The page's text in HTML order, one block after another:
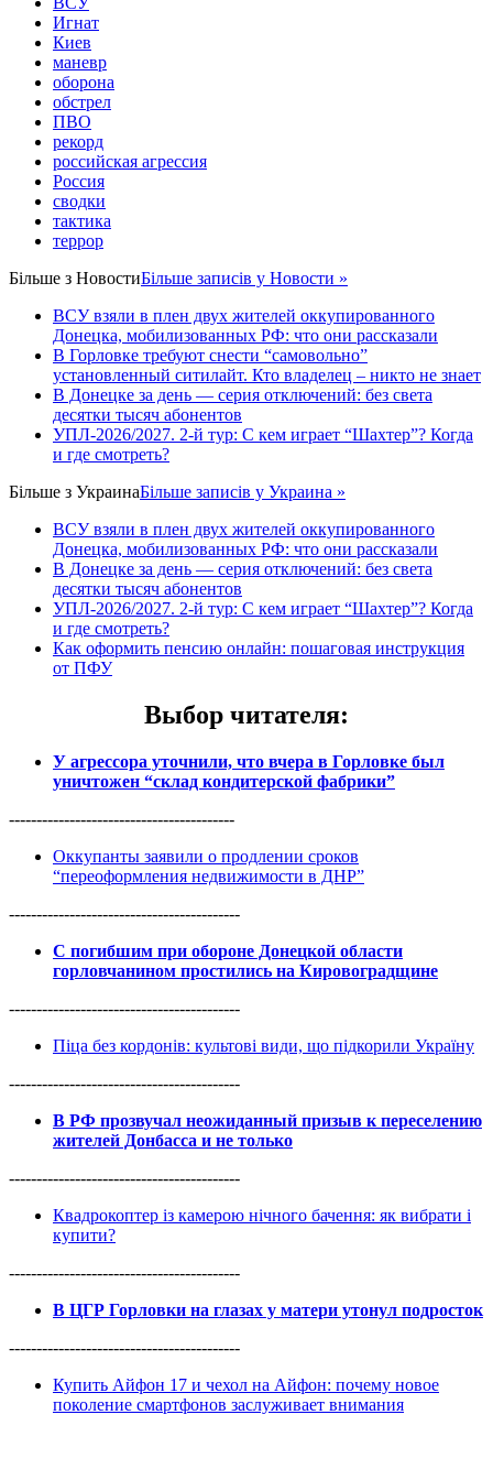
Игнат
Киев
маневр
оборона
обстрел
ПВО
рекорд
российская агрессия
Россия
сводки
тактика
террор
Більше з НовостиБільше записів у Новости »
ВСУ взяли в плен двух жителей оккупированного
Донецка, мобилизованных РФ: что они рассказали
В Горловке требуют снести “самовольно”
установленный ситилайт. Кто владелец – никто не знает
В Донецке за день — серия отключений: без света
десятки тысяч абонентов
УПЛ-2026/2027. 2-й тур: С кем играет “Шахтер”? Когда
и где смотреть?
Більше з УкраинаБільше записів у Украина »
ВСУ взяли в плен двух жителей оккупированного
Донецка, мобилизованных РФ: что они рассказали
В Донецке за день — серия отключений: без света
десятки тысяч абонентов
УПЛ-2026/2027. 2-й тур: С кем играет “Шахтер”? Когда
и где смотреть?
Как оформить пенсию онлайн: пошаговая инструкция
от ПФУ
Выбор читателя:
У агрессора уточнили, что вчера в Горловке был
уничтожен “склад кондитерской фабрики”
-----------------------------------------
Оккупанты заявили о продлении сроков
“переоформления недвижимости в ДНР”
------------------------------------------
С погибшим при обороне Донецкой области
горловчанином простились на Кировоградщине
------------------------------------------
Піца без кордонів: культові види, що підкорили Україну
------------------------------------------
В РФ прозвучал неожиданный призыв к переселению
жителей Донбасса и не только
------------------------------------------
Квадрокоптер із камерою нічного бачення: як вибрати і
купити?
------------------------------------------
В ЦГР Горловки на глазах у матери утонул подросток
------------------------------------------
Купить Айфон 17 и чехол на Айфон: почему новое
поколение смартфонов заслуживает внимания